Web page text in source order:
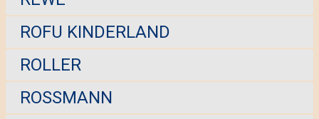
ROFU KINDERLAND
ROLLER
ROSSMANN